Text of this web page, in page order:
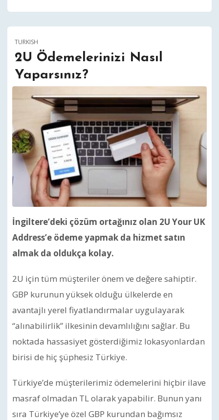
TURKISH
2U Ödemelerinizi Nasıl
Yaparsınız?
İngiltere’deki çözüm ortağınız olan 2U Your UK
Address’e ödeme yapmak da hizmet satın
almak da oldukça kolay.
2U için tüm müşteriler önem ve değere sahiptir.
GBP kurunun yüksek olduğu ülkelerde en
avantajlı yerel fiyatlandırmalar uygulayarak
“alınabilirlik” ilkesinin devamlılığını sağlar. Bu
noktada hassasiyet gösterdiğimiz lokasyonlardan
birisi de hiç şüphesiz Türkiye.
Türkiye’de müşterilerimiz ödemelerini hiçbir ilave
masraf olmadan TL olarak yapabilir. Bunun yanı
sıra Türkiye’ye özel GBP kurundan bağımsız